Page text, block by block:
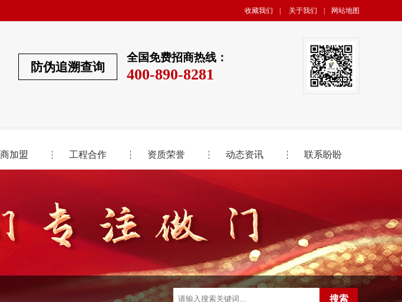
收藏我们 关于我们 网站地图
全国免费招商热线：
400-890-8281
防伪追溯查询
加盟 工程合作 资质荣誉 动态资讯 联系盼盼